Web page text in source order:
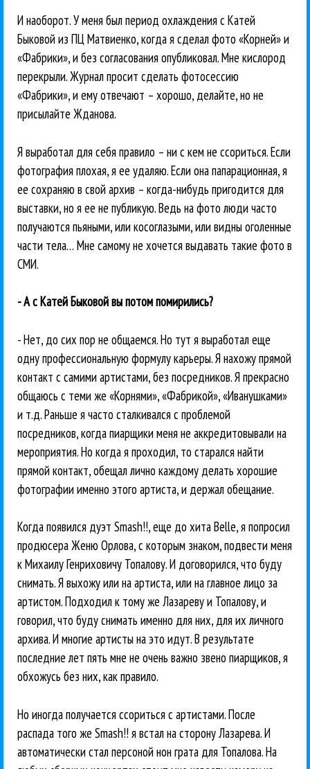
И наоборот. У меня был период охлаждения с Катей
Быковой из ПЦ Матвиенко, когда я сделал фото «Корней» и
«Фабрики», и без согласования опубликовал. Мне кислород
перекрыли. Журнал просит сделать фотосессию
«Фабрики», и ему отвечают – хорошо, делайте, но не
присылайте Жданова.
Я выработал для себя правило – ни с кем не ссориться. Если
фотография плохая, я ее удаляю. Если она папарационная, я
ее сохраняю в свой архив – когда-нибудь пригодится для
выставки, но я ее не публикую. Ведь на фото люди часто
получаются пьяными, или косоглазыми, или видны оголенные
части тела… Мне самому не хочется выдавать такие фото в
СМИ.
- А с Катей Быковой вы потом помирились?
- Нет, до сих пор не общаемся. Но тут я выработал еще
одну профессиональную формулу карьеры. Я нахожу прямой
контакт с самими артистами, без посредников. Я прекрасно
общаюсь с теми же «Корнями», «Фабрикой», «Иванушками»
и т.д. Раньше я часто сталкивался с проблемой
посредников, когда пиарщики меня не аккредитовывали на
мероприятия. Но когда я проходил, то старался найти
прямой контакт, обещал лично каждому делать хорошие
фотографии именно этого артиста, и держал обещание.
Когда появился дуэт Smash!!, еще до хита Belle, я попросил
продюсера Женю Орлова, с которым знаком, подвести меня
к Михаилу Генриховичу Топалову. И договорился, что буду
снимать. Я выхожу или на артиста, или на главное лицо за
артистом. Подходил к тому же Лазареву и Топалову, и
говорил, что буду снимать именно для них, для их личного
архива. И многие артисты на это идут. В результате
последние лет пять мне не очень важно звено пиарщиков, я
обхожусь без них, как правило.
Но иногда получается ссориться с артистами. После
распада того же Smash!! я встал на сторону Лазарева. И
автоматически стал персоной нон грата для Топалова. На